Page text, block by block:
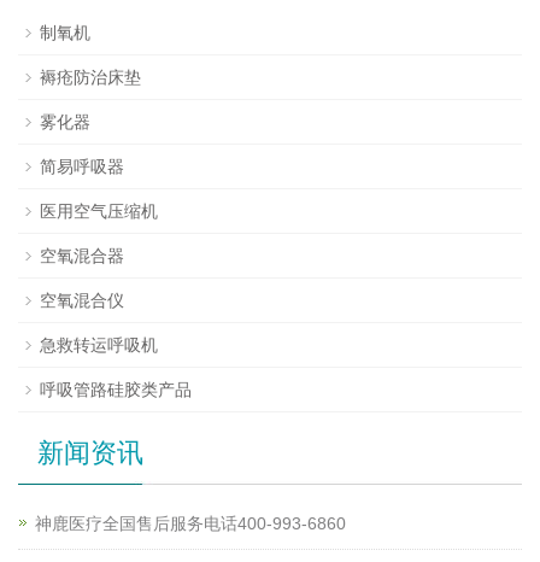
制氧机
褥疮防治床垫
雾化器
简易呼吸器
医用空气压缩机
空氧混合器
空氧混合仪
急救转运呼吸机
呼吸管路硅胶类产品
新闻资讯
神鹿医疗全国售后服务电话400-993-6860